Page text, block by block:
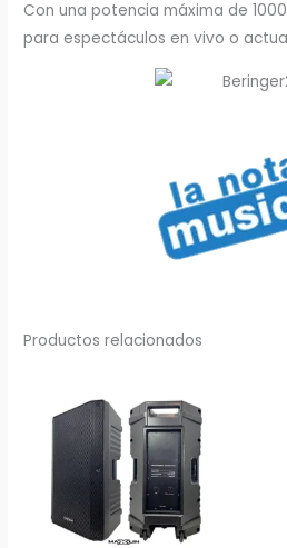
Con una potencia máxima de
para espectáculos en vivo o
Productos relacionados